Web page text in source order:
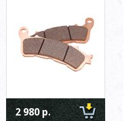
2 980 р.